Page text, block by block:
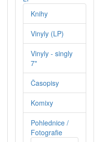
Knihy
Vinyly (LP)
Vinyly - singly
7"
Časopisy
Komixy
Pohlednice /
Fotografie